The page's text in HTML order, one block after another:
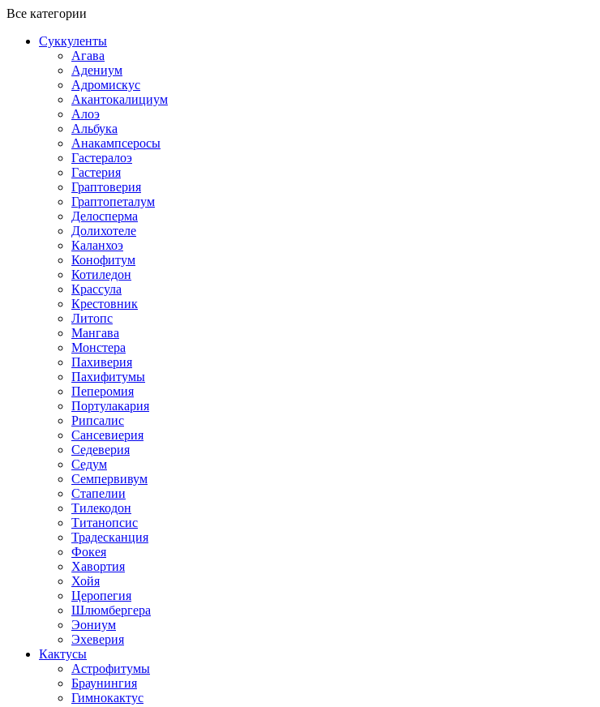
Все категории
Суккуленты
Агава
Адениум
Адромискус
Акантокалициум
Алоэ
Альбука
Анакампсеросы
Гастералоэ
Гастерия
Граптоверия
Граптопеталум
Делосперма
Долихотеле
Каланхоэ
Конофитум
Котиледон
Крассула
Крестовник
Литопс
Мангава
Монстера
Пахиверия
Пахифитумы
Пеперомия
Портулакария
Рипсалис
Сансевиерия
Седеверия
Седум
Семпервивум
Стапелии
Тилекодон
Титанопсис
Традесканция
Фокея
Хавортия
Хойя
Церопегия
Шлюмбергера
Эониум
Эхеверия
Кактусы
Астрофитумы
Браунингия
Гимнокактус